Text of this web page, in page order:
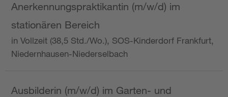
Anerkennungspraktikantin (m/w/d) im
stationären Bereich
in Vollzeit (38,5 Std./Wo.), SOS-Kinderdorf Frankfurt,
Niedernhausen-Niederselbach
Ausbilderin (m/w/d) im Garten- und